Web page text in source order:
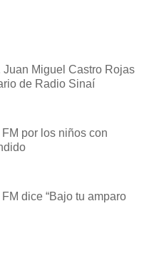
Juan Miguel Castro Rojas
de Radio Sinaí
por los niños con
dice “Bajo tu amparo